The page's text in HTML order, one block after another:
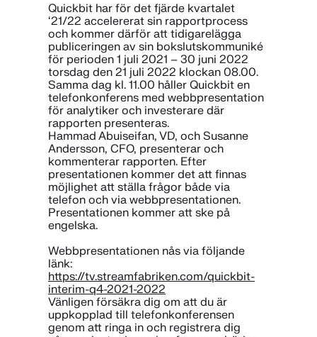
Quickbit har för det fjärde kvartalet
‘21/22 accelererat sin rapportprocess
och kommer därför att tidigarelägga
publiceringen av sin bokslutskommuniké
för perioden 1 juli 2021 – 30 juni 2022
torsdag den 21 juli 2022 klockan 08.00.
Samma dag kl. 11.00 håller Quickbit en
telefonkonferens med webbpresentation
för analytiker och investerare där
rapporten presenteras.
Hammad Abuiseifan, VD, och Susanne
Andersson, CFO, presenterar och
kommenterar rapporten. Efter
presentationen kommer det att finnas
möjlighet att ställa frågor både via
telefon och via webbpresentationen.
Presentationen kommer att ske på
engelska.
Webbpresentationen nås via följande
länk:
https://tv.streamfabriken.com/quickbit-
interim-q4-2021-2022
Vänligen försäkra dig om att du är
uppkopplad till telefonkonferensen
genom att ringa in och registrera dig